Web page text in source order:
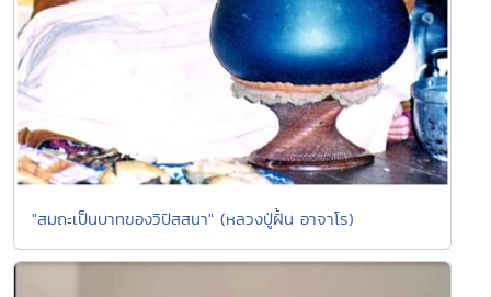
"สมถะเป็นบาทของวิปัสสนา" (หลวงปู่ฝั้น อาจาโร)